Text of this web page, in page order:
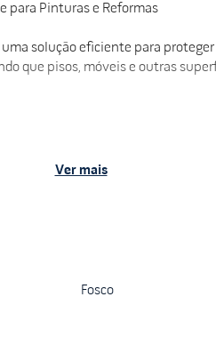
para Pinturas e Reformas
solução eficiente para
que pisos, móveis e outras
grandes áreas durante reformas.
durante o trabalho.
Ver mais
Fosco